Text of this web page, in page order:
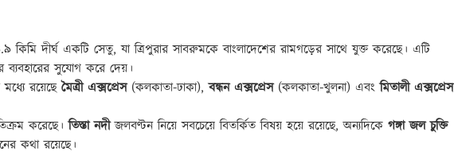
কিমি দীর্ঘ একটি সেতু, যা ত্রিপুরার সাবরুমকে বাংলাদেশের রামগড়ের সাথে যুক্ত করেছে। এটি
ব্যবহারের সুযোগ করে দেয়।
রয়েছেমৈত্রী এক্সপ্রেস(কলকাতা-ঢাকা),বন্ধন এক্সপ্রেস(কলকাতা-খুলনা) এবংমিতালী এক্সপ্রেস
করেছে।তিস্তা নদীজলবণ্টন নিয়ে সবচেয়ে বিতর্কিত বিষয় হয়ে রয়েছে, অন্যদিকে গঙ্গা জল চুক্তি
কথা রয়েছে।